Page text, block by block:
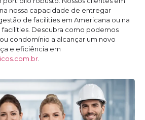
nossa capacidade de entregar
de facilities em Americana ou na
Descubra como podemos
condomínio a alcançar um novo
e eficiência em